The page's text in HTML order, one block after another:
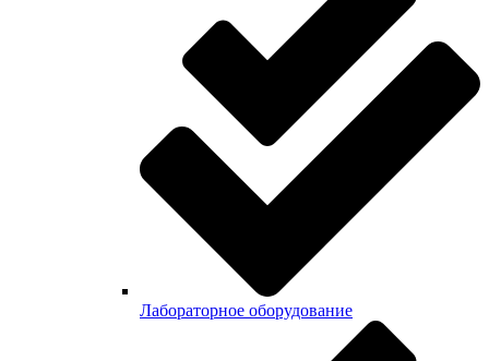
Лабораторное оборудование